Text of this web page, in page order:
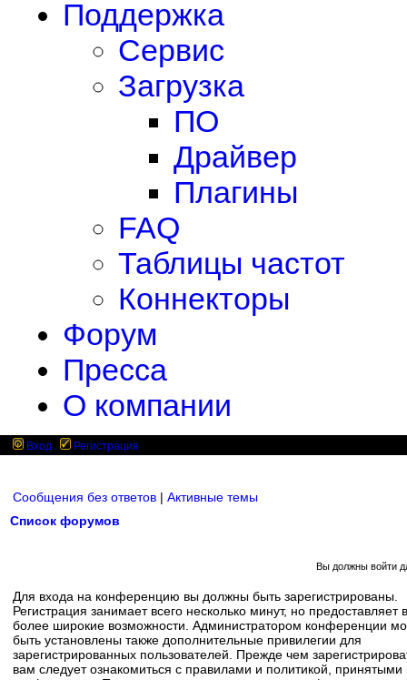
Поддержка
Сервис
Загрузка
ПО
Драйвер
Плагины
FAQ
Таблицы частот
Коннекторы
Форум
Пресса
О компании
Вход Регистрация
Сообщения без ответов | Активные темы
Список форумов
Вы должны войти
Для входа на конференцию вы должны быть зарегистрированы.
Регистрация занимает всего несколько минут, но предоставляет
более широкие возможности. Администратором конференции
быть установлены также дополнительные привилегии для
зарегистрированных пользователей. Прежде чем
вам следует ознакомиться с правилами и политикой, принятыми